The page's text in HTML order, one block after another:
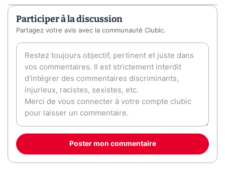
Participer à la discussion
Partagez votre avis avec la communauté Clubic.
Poster mon commentaire